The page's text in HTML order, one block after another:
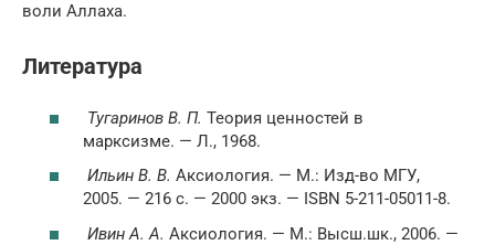
воли Аллаха.
Литература
Тугаринов В. П. Теория ценностей в
марксизме. — Л., 1968.
Ильин В. В. Аксиология. — М.: Изд-во МГУ,
2005. — 216 с. — 2000 экз. — ISBN 5-211-05011-8.
Ивин А. А. Аксиология. — М.: Высш.шк., 2006. —